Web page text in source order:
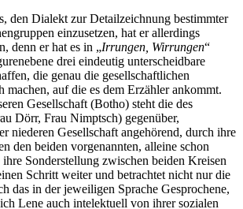
den Dialekt zur Detailzeichnung bestimmter
einzusetzen, hat er allerdings
denn er hat es in „Irrungen, Wirrungen“
drei eindeutig unterscheidbare
die genau die gesellschaftlichen
machen, auf die es dem Erzähler ankommt.
Gesellschaft (Botho) steht die des
Dörr, Frau Nimptsch) gegenüber,
niederen Gesellschaft angehörend, durch ihre
den beiden vorgenannten, alleine schon
ihre Sonderstellung zwischen beiden Kreisen
Schritt weiter und betrachtet nicht nur die
das in der jeweiligen Sprache Gesprochene,
Lene auch intelektuell von ihrer sozialen